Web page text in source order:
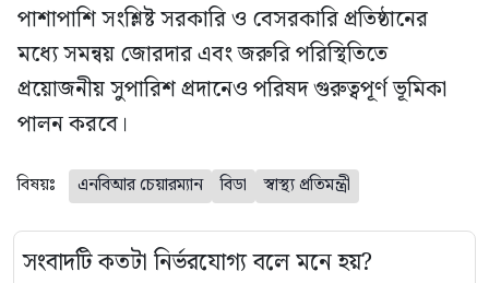
পাশাপাশি সংশ্লিষ্ট সরকারি ও বেসরকারি প্রতিষ্ঠানের
মধ্যে সমন্বয় জোরদার এবং জরুরি পরিস্থিতিতে
প্রয়োজনীয় সুপারিশ প্রদানেও পরিষদ গুরুত্বপূর্ণ ভূমিকা
পালন করবে।
বিষয়ঃ এনবিআর চেয়ারম্যান বিডা স্বাস্থ্য প্রতিমন্ত্রী
সংবাদটি কতটা নির্ভরযোগ্য বলে মনে হয়?